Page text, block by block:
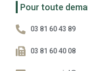
Pour toute
03 81 60 43 89
03 81 60 40 08